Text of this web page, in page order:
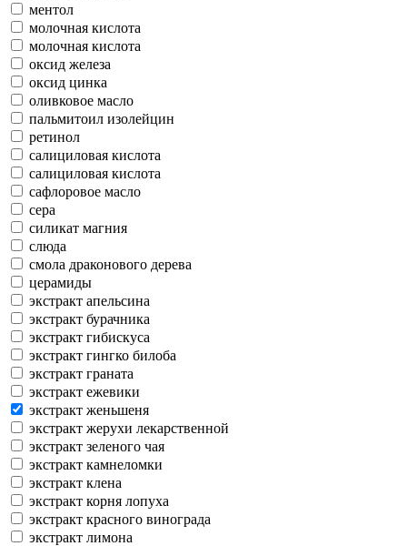
ментол
молочная кислота
молочная кислота
оксид железа
оксид цинка
оливковое масло
пальмитоил изолейцин
ретинол
салициловая кислота
салициловая кислота
сафлоровое масло
сера
силикат магния
слюда
смола драконового дерева
церамиды
экстракт апельсина
экстракт бурачника
экстракт гибискуса
экстракт гингко билоба
экстракт граната
экстракт ежевики
экстракт женьшеня
экстракт жерухи лекарственной
экстракт зеленого чая
экстракт камнеломки
экстракт клена
экстракт корня лопуха
экстракт красного винограда
экстракт лимона